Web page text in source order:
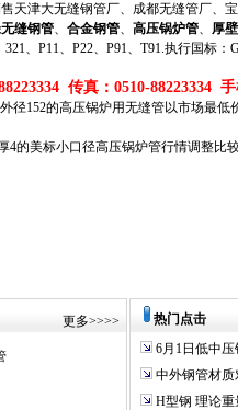
津大无缝钢管厂、成都无缝管厂、
缝钢管、 合金钢管、 高压锅炉管、 厚
321、P11、P22、P91、T91.执行国标
传真：0510-88223334 手
径152的高压锅炉用无缝管以市场最低
4的美标小口径高压锅炉管行情调整比
更多>>>> 热门点击
6月1日低中压
中外钢管材质
H型钢 理论重